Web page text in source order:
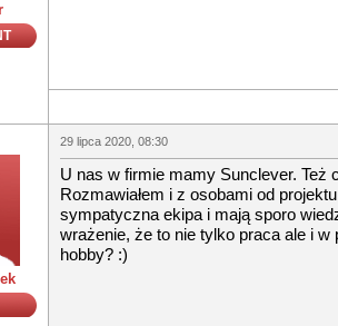
29 lipca 2020, 08:30
U nas w firmie mamy Sunclever. Też
Rozmawiałem i z osobami od
sympatyczna ekipa i mają sporo
wrażenie, że to nie tylko praca ale i
hobby? :)